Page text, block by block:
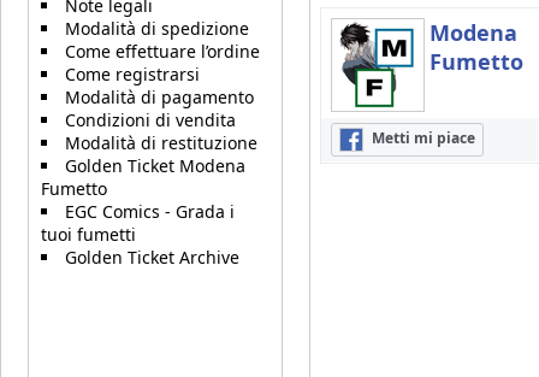
Note legali
Modalità di spedizione
Come effettuare l’ordine
Come registrarsi
Modalità di pagamento
Condizioni di vendita
Modalità di restituzione
Golden Ticket Modena
Fumetto
EGC Comics - Grada i
tuoi fumetti
Golden Ticket Archive
Modena
Fumetto
Metti mi piace